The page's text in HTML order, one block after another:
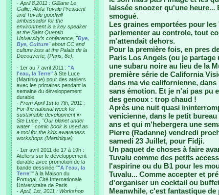
- April 8,2011 : Gilliane Le
Gallic, Alofa Tuvalu President
and Tuvalu goodwill
ambassador for the
environment is a key speaker
at the Saint Quentin
University’s conference, "Bye,
Bye, Culture" about CC and
culture loss at the Palais de la
Decouverte, (Paris, 8e).
- 1er au 7 avril 2011 : "A
l'eau, la Terre" à Ste Luce
(Martinique) pour des ateliers
avec les primaires pendant la
semaine du développement
durable.
- From April 1st to 7th, 2011 :
For the national week for
sustainable development in
Ste Luce , "Our planet under
water " comic book is used as
a tool for the kids awareness
workshops (Martinique)
- 1er avril 2011 de 17 à 19h :
Ateliers sur le développement
durable avec promotion de la
bande dessinée ""A l'eau, la
Terre"" à la Maison du
Portugal, Cité Internationale
Universitaire de Paris.
- April, 1st, 2011 : Workshop
laissée snoozer qu'une
smogué.
Les graines emportées pour
parlementer au controle, tout
m'attendait dehors.
Pour la première fois, en pres
Paris Los Angels (ou je
une subaru noire au lieu de la
première série de California
dans ma vie californienne,
sans émotion. Et je n'ai pas pu
des genoux : trop chaud !
Après une nuit quasi
venicienne, dans le petit
ans et qui m'hebergera une
Pierre (Radanne) vendredi
samedi 23 Juillet, pour Fidji.
Un paquet de choses à faire
Tuvalu comme des petits
l'aspirine ou du B1 pour les
Tuvalu... Comme accepter et
d'organiser un cocktail ou
Meanwhile, c'est fantastique